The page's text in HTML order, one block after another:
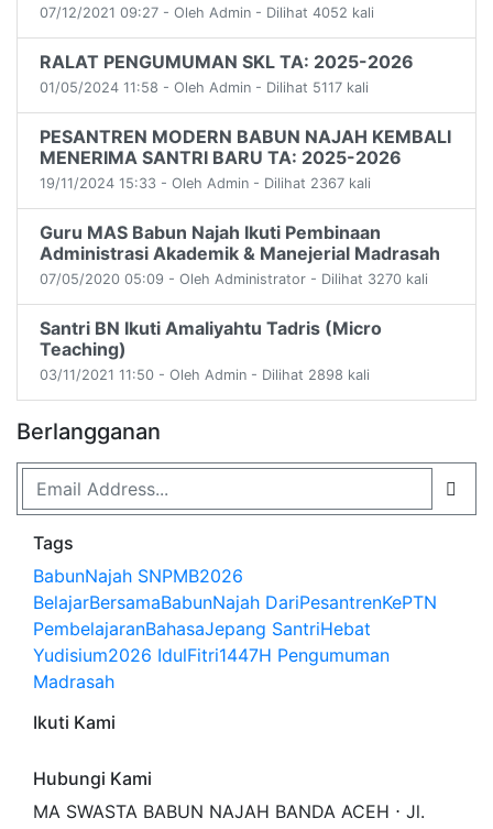
07/12/2021 09:27 - Oleh Admin - Dilihat 4052 kali
RALAT PENGUMUMAN SKL TA: 2025-2026
01/05/2024 11:58 - Oleh Admin - Dilihat 5117 kali
PESANTREN MODERN BABUN NAJAH KEMBALI
MENERIMA SANTRI BARU TA: 2025-2026
19/11/2024 15:33 - Oleh Admin - Dilihat 2367 kali
Guru MAS Babun Najah Ikuti Pembinaan
Administrasi Akademik & Manejerial Madrasah
07/05/2020 05:09 - Oleh Administrator - Dilihat 3270 kali
Santri BN Ikuti Amaliyahtu Tadris (Micro
Teaching)
03/11/2021 11:50 - Oleh Admin - Dilihat 2898 kali
Berlangganan
Tags
BabunNajah SNPMB2026
BelajarBersamaBabunNajah DariPesantrenKePTN
PembelajaranBahasaJepang SantriHebat
Yudisium2026 IdulFitri1447H Pengumuman
Madrasah
Ikuti Kami
Hubungi Kami
MA SWASTA BABUN NAJAH BANDA ACEH ⋅ Jl.